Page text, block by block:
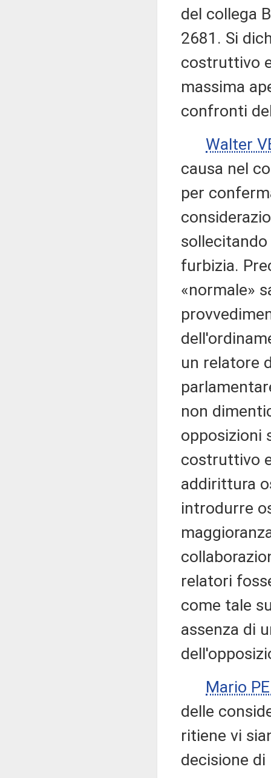
del collega
2681. Si
costruttivo
massima
confronti
Walter
causa nel
per
furbizia.
«normale»
un relatore
non
opposizioni
costruttivo
addirittura
introdurre
relatori
come tale
assenza di
Mario
delle
ritiene vi
decisione